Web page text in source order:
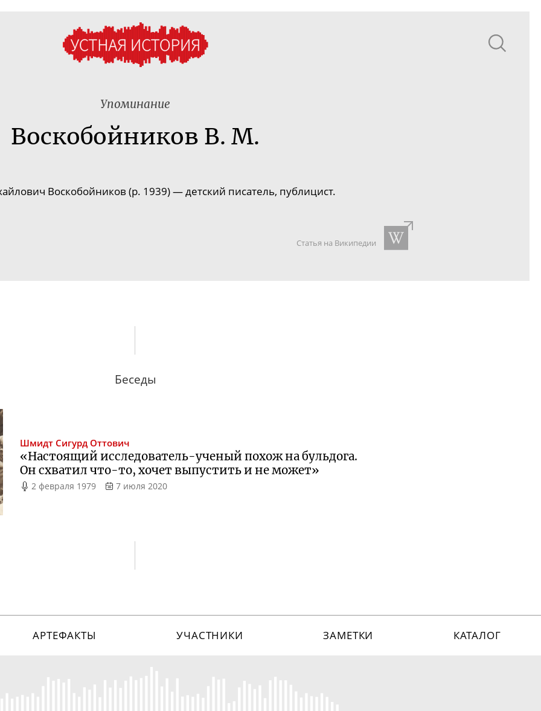
Упоминание
Воскобойников В. М.
Воскобойников (р. 1939) — детский писатель, публицист.
Статья на Википедии
Беседы
Шмидт Сигурд Оттович
«Настоящийисследователь-ученый похож на бульдога.
Он схватилчто-то, хочет выпустить и не может»
2 февраля 1979 7 июля 2020
АРТЕФАКТЫ УЧАСТНИКИ ЗАМЕТКИ КАТАЛОГ